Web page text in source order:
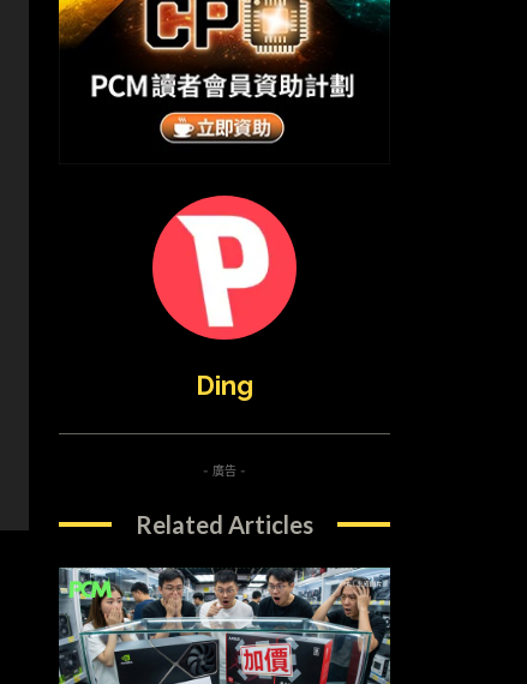
Ding
- 廣告 -
Related Articles